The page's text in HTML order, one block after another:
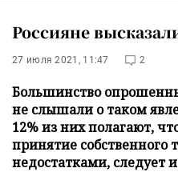
Россияне
27 июля 2021, 11:47 2
Большинство
не слышали о таком
12% из них полагают,
принятие собственного
недостатками, следует